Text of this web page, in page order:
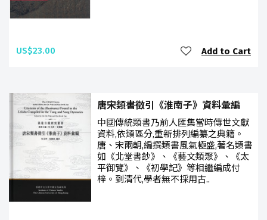
US$23.00 Add to Cart
唐宋類書徵引《淮南子》資料彙編
中國傳統類書乃前人匯集當時傳世文獻
資料,依類區分,重新排列編纂之典籍。
唐、宋兩朝,編撰類書風氣極盛,著名類書
如《北堂書鈔》、《藝文類聚》、《太
平御覽》、《初學記》等相繼編成付
梓。到清代,學者無不採用古..